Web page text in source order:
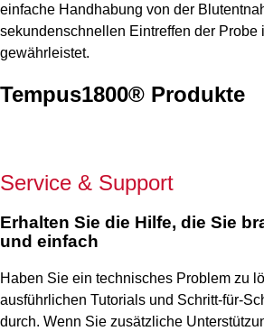
einfache Handhabung von der
sekundenschnellen Eintreffen der Probe
gewährleistet.
Tempus1800® Produkte
Service & Support
Erhalten Sie die Hilfe, die Sie
und einfach
Haben Sie ein technisches Problem zu
ausführlichen Tutorials und Schritt-für-
durch. Wenn Sie zusätzliche